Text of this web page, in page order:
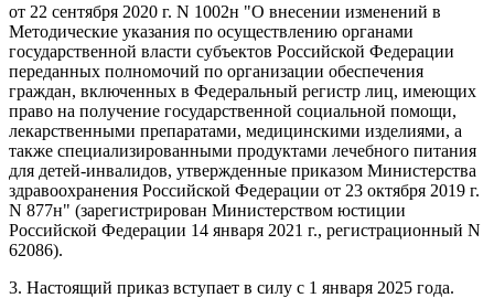
от 22 сентября 2020 г. N 1002н "О внесении изменений в
Методические указания по осуществлению органами
государственной власти субъектов Российской Федерации
переданных полномочий по организации обеспечения
граждан, включенных в Федеральный регистр лиц, имеющих
право на получение государственной социальной помощи,
лекарственными препаратами, медицинскими изделиями, а
также специализированными продуктами лечебного питания
для детей-инвалидов, утвержденные приказом Министерства
здравоохранения Российской Федерации от 23 октября 2019 г.
N 877н" (зарегистрирован Министерством юстиции
Российской Федерации 14 января 2021 г., регистрационный N
62086).
3. Настоящий приказ вступает в силу с 1 января 2025 года.